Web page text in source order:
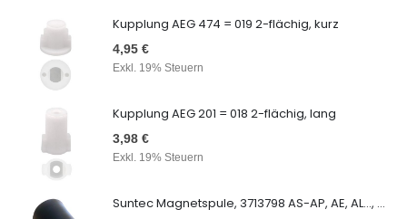
Kupplung AEG 474 = 019 2-flächig, kurz
4,95 €
Exkl. 19% Steuern
Kupplung AEG 201 = 018 2-flächig, lang
3,98 €
Exkl. 19% Steuern
Suntec Magnetspule, 3713798 AS-AP, AE, AL..., Suntec Spule